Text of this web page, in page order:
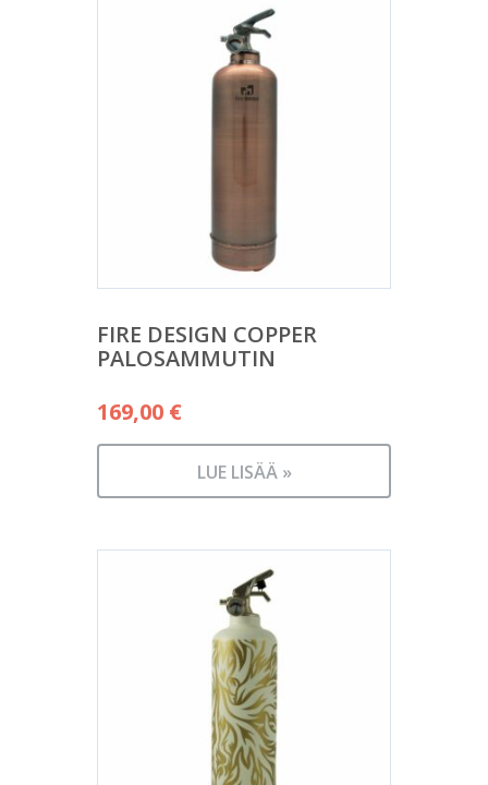
FIRE DESIGN COPPER
PALOSAMMUTIN
169,00 €
LUE LISÄÄ »